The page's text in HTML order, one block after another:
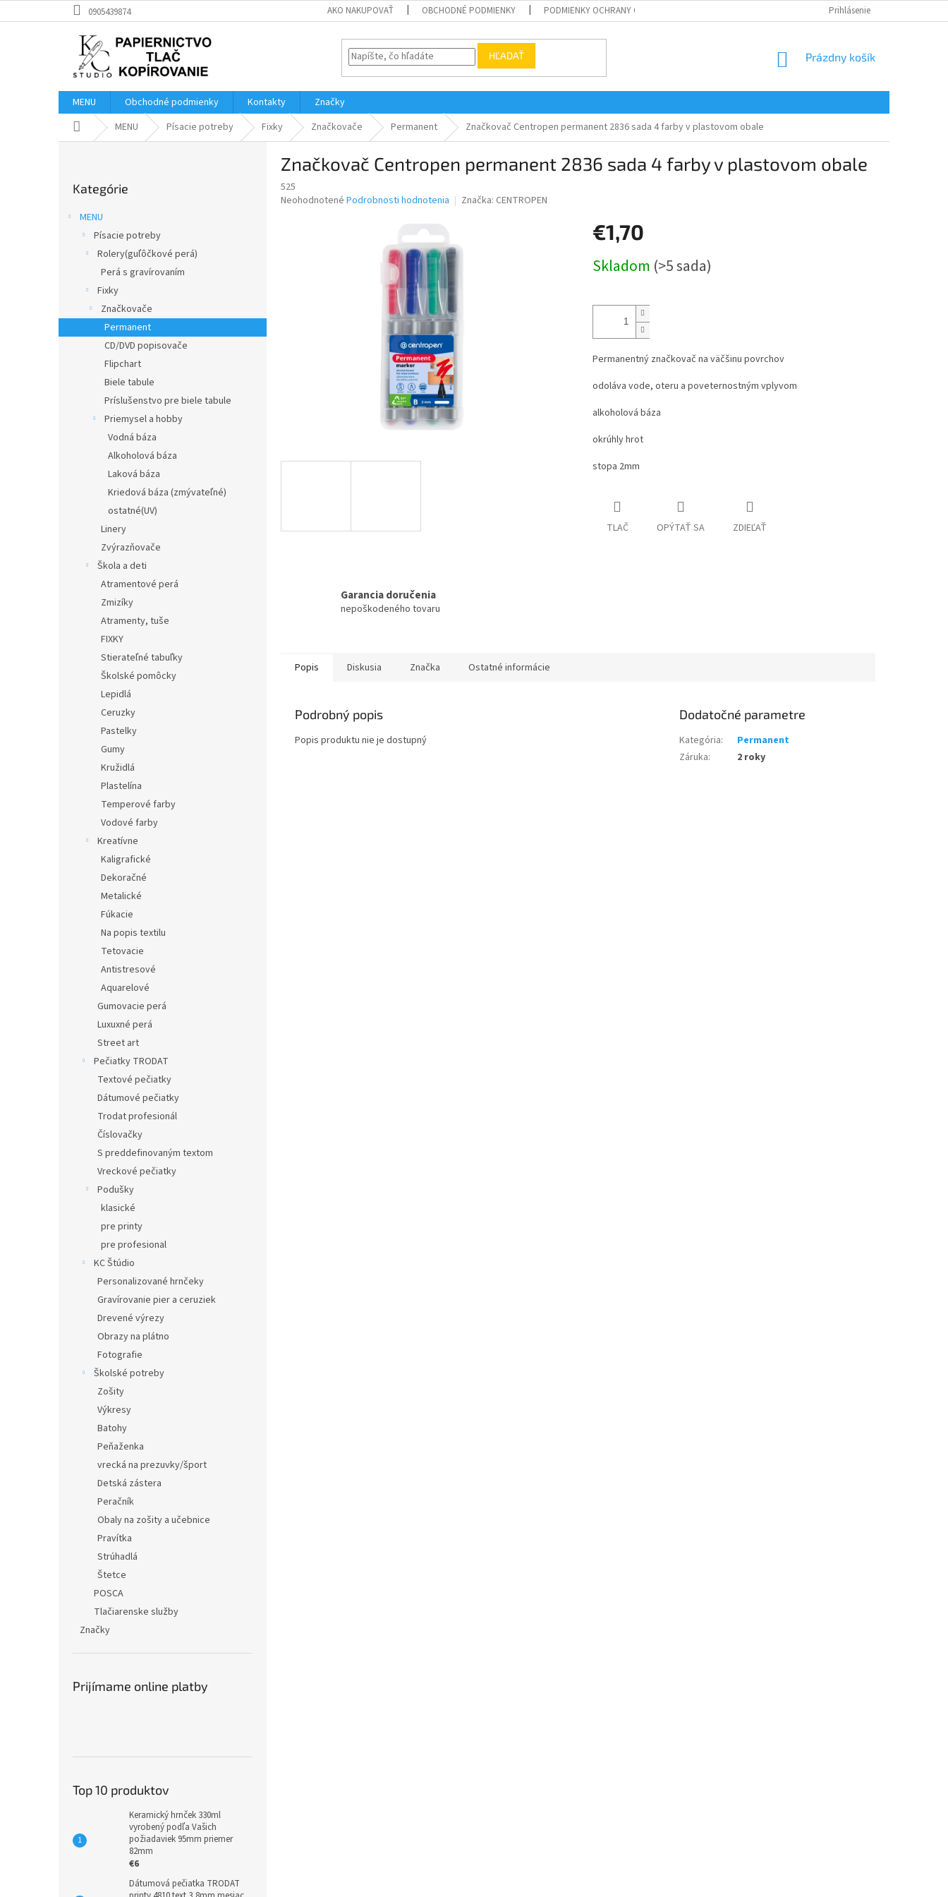
na
0905439874 AKO NAKUPOVAŤ OBCHODNÉ PODMIENKY PODMIENKY OCHRANY OSOBNÝCH ÚDAJOV Prihlásenie
HĽADAŤ
NÁKUPNÝ
Prázdny košík
MENU Obchodné podmienky Kontakty
Značky
DomovMENU Písacie potreby Fixky Značkovače Permanent Značkovač Centropen permanent 2836 sada 4 farby v plastovom obale
kategórie
Kategórie
MENU
Písacie potreby
Rolery(guľôčkové perá)
Perá s gravírovaním
Fixky
Značkovače
Permanent
CD/DVD popisovače
Flipchart
Biele tabule
Príslušenstvo pre biele tabule
Priemysel a hobby
Vodná báza
Alkoholová báza
Laková báza
Kriedová báza (zmývateľné)
ostatné(UV)
Linery
Zvýrazňovače
Škola a deti
Atramentové perá
Zmizíky
Atramenty, tuše
FIXKY
Stierateľné tabuľky
Školské pomôcky
Lepidlá
Ceruzky
Pastelky
Gumy
Kružidlá
Plastelína
Temperové farby
Vodové farby
Kreatívne
Kaligrafické
Dekoračné
Metalické
Fúkacie
Na popis textilu
Tetovacie
Antistresové
Aquarelové
Gumovacie perá
Luxuxné perá
Street art
Pečiatky TRODAT
Textové pečiatky
Dátumové pečiatky
Trodat profesionál
Číslovačky
S preddefinovaným textom
Vreckové pečiatky
Podušky
klasické
pre printy
pre profesional
KC Štúdio
Personalizované hrnčeky
Gravírovanie pier a ceruziek
Drevené výrezy
Obrazy na plátno
Fotografie
Školské potreby
Zošity
Výkresy
Batohy
Peňaženka
vrecká na prezuvky/šport
Detská zástera
Peračník
Obaly na zošity a učebnice
Pravítka
Strúhadlá
Štetce
POSCA
Tlačiarenske služby
Značky
Prijímame online platby
Top 10 produktov
Keramický hrnček 330ml
vyrobený podľa Vašich
požiadaviek 95mm priemer
82mm
€6
Dátumová pečiatka TRODAT
Značkovač Centropen permanent 2836 sada 4 farby v plastovom obale
525
Priemerné
Neohodnotené Podrobnosti hodnotenia Značka: CENTROPEN
€1,70
cena:
Skladom (>5 sada)
Permanentný značkovač na väčšinu povrchov
odoláva vode, oteru a poveternostným vplyvom
alkoholová báza
okrúhly hrot
stopa 2mm
TLAČ OPÝTAŤ SA ZDIEĽAŤ
Garancia doručenia
nepoškodeného tovaru
Popis Diskusia Značka Ostatné informácie
Podrobný popis
Popis produktu nie je dostupný
Dodatočné parametre
Kategória:
Permanent
Záruka: 2 roky